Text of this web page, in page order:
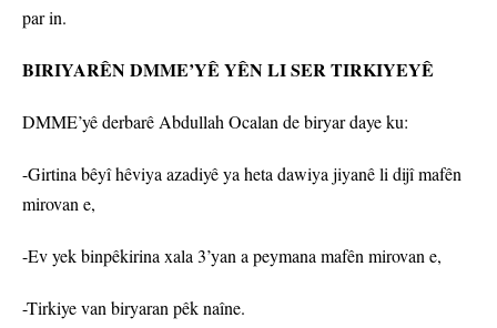
par in.
BIRIYARÊN DMME’YÊ YÊN LI SER TIRKIYEYÊ
DMME’yê derbarê Abdullah Ocalan de biryar daye ku:
-Girtina bêyî hêviya azadiyê ya heta dawiya jiyanê li dijî mafên
mirovan e,
-Ev yek binpêkirina xala 3’yan a peymana mafên mirovan e,
-Tirkiye van biryaran pêk naîne.